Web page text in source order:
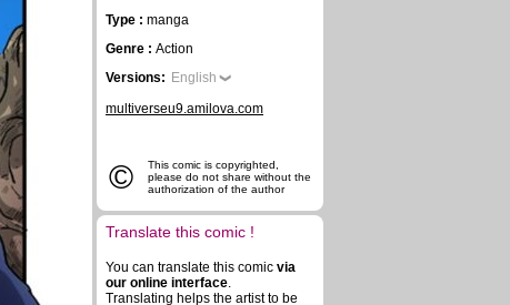
Type : manga
Genre : Action
Versions: English
multiverseu9.amilova.com
©
This comic is copyrighted,
please do not share without the
authorization of the author
Translate this comic !
You can translate this comic via
our online interface.
Translating helps the artist to be